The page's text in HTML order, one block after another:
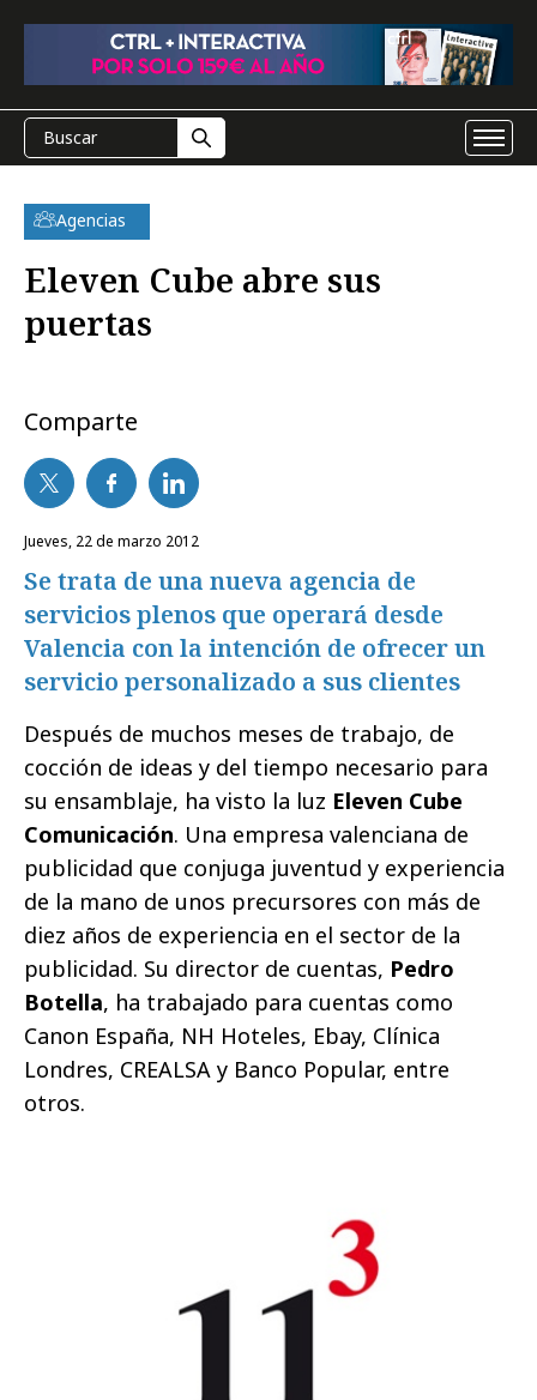
Agencias
Eleven Cube abre sus
puertas
Comparte
jueves, 22 de marzo 2012
Se trata de una nueva agencia de
servicios plenos que operará desde
Valencia con la intención de ofrecer un
servicio personalizado a sus clientes
Después de muchos meses de trabajo, de
cocción de ideas y del tiempo necesario para
su ensamblaje, ha visto la luz Eleven Cube
Comunicación. Una empresa valenciana de
publicidad que conjuga juventud y experiencia
de la mano de unos precursores con más de
diez años de experiencia en el sector de la
publicidad. Su director de cuentas, Pedro
Botella, ha trabajado para cuentas como
Canon España, NH Hoteles, Ebay, Clínica
Londres, CREALSA y Banco Popular, entre
otros.